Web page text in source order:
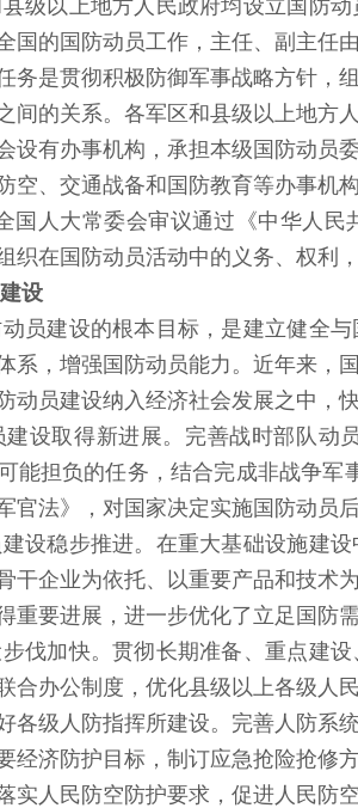
级以上地方人民政府均设立国防
国的国防动员工作，主任、副主任
务是贯彻积极防御军事战略方针，
间的关系。各军区和县级以上地方
设有办事机构，承担本级国防动员
空、交通战备和国防教育等办事机
国人大常委会审议通过《中华人民
织在国防动员活动中的义务、权利
设
员建设的根本目标，是建立健全
系，增强国防动员能力。近年来，
动员建设纳入经济社会发展之中，
设取得新进展。完善战时部队动
能担负的任务，结合完成非战争
官法》，对国家决定实施国防动员
设稳步推进。在重大基础设施建
干企业为依托、以重要产品和技术
重要进展，进一步优化了立足国防
伐加快。贯彻长期准备、重点建
合办公制度，优化县级以上各级人
各级人防指挥所建设。完善人防系
经济防护目标，制订应急抢险抢修
实人民防空防护要求，促进人民防